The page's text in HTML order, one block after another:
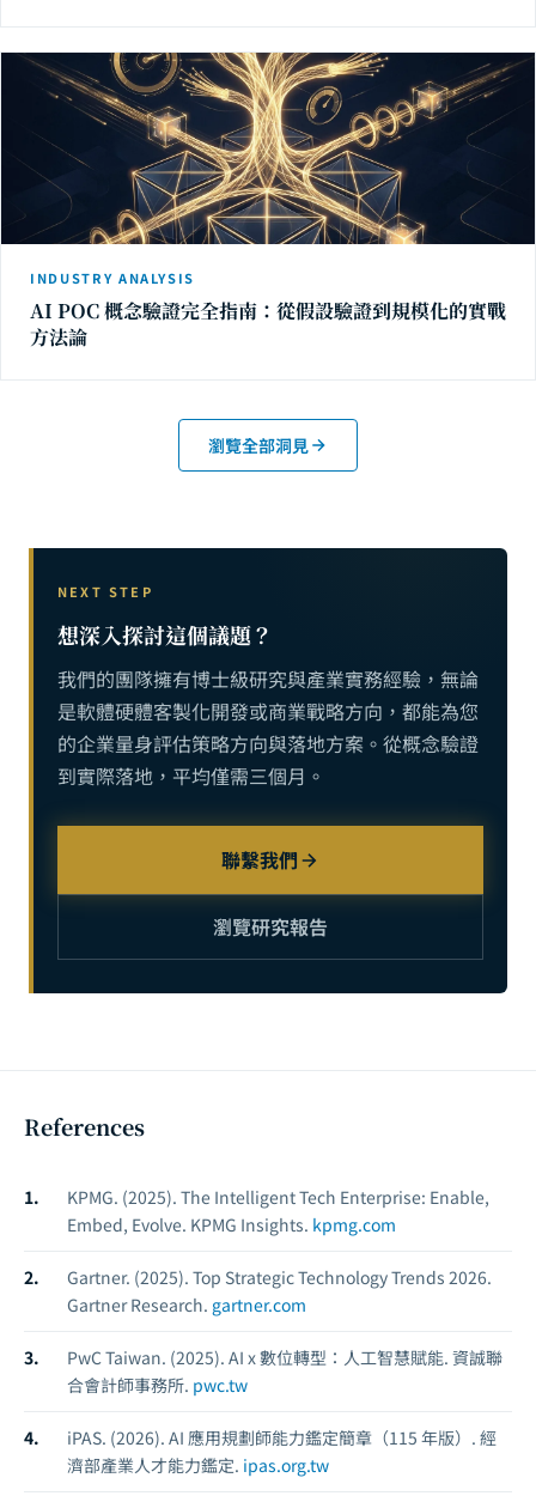
INDUSTRY ANALYSIS
AI POC 概念驗證完全指南：從假設驗證到規模化的實戰
方法論
瀏覽全部洞見
NEXT STEP
想深入探討這個議題？
我們的團隊擁有博士級研究與產業實務經驗，無論
是軟體硬體客製化開發或商業戰略方向，都能為您
的企業量身評估策略方向與落地方案。從概念驗證
到實際落地，平均僅需三個月。
聯繫我們
瀏覽研究報告
References
KPMG. (2025). The Intelligent Tech Enterprise: Enable,
Embed, Evolve. KPMG Insights. kpmg.com
Gartner. (2025). Top Strategic Technology Trends 2026.
Gartner Research. gartner.com
PwC Taiwan. (2025). AI x 數位轉型：人工智慧賦能. 資誠聯
合會計師事務所. pwc.tw
iPAS. (2026). AI 應用規劃師能力鑑定簡章（115 年版）. 經
濟部產業人才能力鑑定. ipas.org.tw